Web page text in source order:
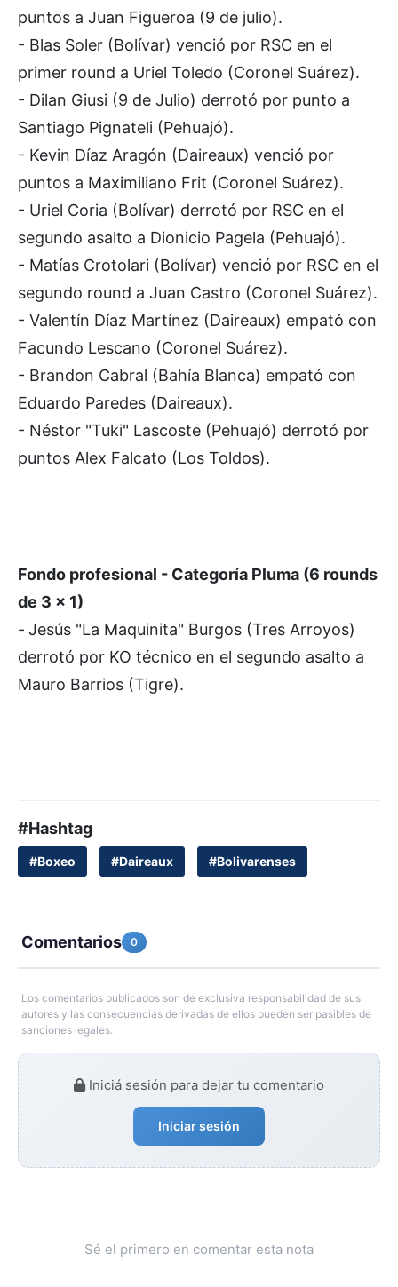
puntos a Juan Figueroa (9 de julio).
- Blas Soler (Bolívar) venció por RSC en el
primer round a Uriel Toledo (Coronel Suárez).
- Dilan Giusi (9 de Julio) derrotó por punto a
Santiago Pignateli (Pehuajó).
- Kevin Díaz Aragón (Daireaux) venció por
puntos a Maximiliano Frit (Coronel Suárez).
- Uriel Coria (Bolívar) derrotó por RSC en el
segundo asalto a Dionicio Pagela (Pehuajó).
- Matías Crotolari (Bolívar) venció por RSC en el
segundo round a Juan Castro (Coronel Suárez).
- Valentín Díaz Martínez (Daireaux) empató con
Facundo Lescano (Coronel Suárez).
- Brandon Cabral (Bahía Blanca) empató con
Eduardo Paredes (Daireaux).
- Néstor "Tuki" Lascoste (Pehuajó) derrotó por
puntos Alex Falcato (Los Toldos).
Fondo profesional - Categoría Pluma (6 rounds
de 3 x 1)
- Jesús "La Maquinita" Burgos (Tres Arroyos)
derrotó por KO técnico en el segundo asalto a
Mauro Barrios (Tigre).
#Hashtag
#Boxeo #Daireaux #Bolivarenses
Comentarios 0
Los comentarios publicados son de exclusiva responsabilidad de sus
autores y las consecuencias derivadas de ellos pueden ser pasibles de
sanciones legales.
Iniciá sesión para dejar tu comentario
Iniciar sesión
Sé el primero en comentar esta nota